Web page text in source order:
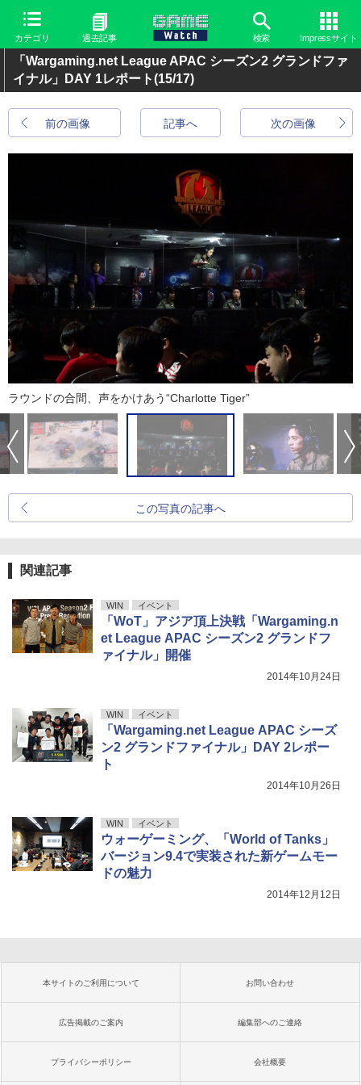
カテゴリ 過去記事 検索 Impressサイト
「Wargaming.net League APAC シーズン2 グランドファ
イナル」DAY 1レポート(15/17)
前の画像 次の画像
記事へ
ラウンドの合間、声をかけあう“Charlotte Tiger”
この写真の記事へ
関連記事
WIN イベント
「WoT」アジア頂上決戦「Wargaming.n
et League APAC シーズン2 グランドフ
ァイナル」開催
2014年10月24日
WIN イベント
「Wargaming.net League APAC シーズ
ン2 グランドファイナル」DAY 2レポー
ト
2014年10月26日
WIN イベント
ウォーゲーミング、「World of Tanks」
バージョン9.4で実装された新ゲームモー
ドの魅力
2014年12月12日
本サイトのご利用について お問い合わせ
広告掲載のご案内 編集部へのご連絡
プライバシーポリシー 会社概要